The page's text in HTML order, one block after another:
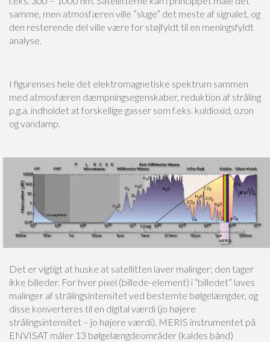
samme, men atmosfæren ville ”sluge” det meste af signalet, og
den resterende del ville være for støjfyldt til en meningsfyldt
analyse.
I figurenses hele det elektromagnetiske spektrum sammen
med atmosfæren dæmpningsegenskaber, reduktion af stråling
p.g.a. indholdet at forskellige gasser som f.eks. kuldioxid, ozon
og vandamp.
Det er vigtigt at huske at satellitten laver malinger; den tager
ikke billeder. For hver pixel (billede-element) i “billedet” laves
malinger af strålingsintensitet ved bestemte bølgelængder, og
disse konverteres til en digital værdi (jo højere
strålingsintensitet – jo højere værdi). MERIS instrumentet på
ENVISAT måler 13 bølgelængdeområder (kaldes bånd)